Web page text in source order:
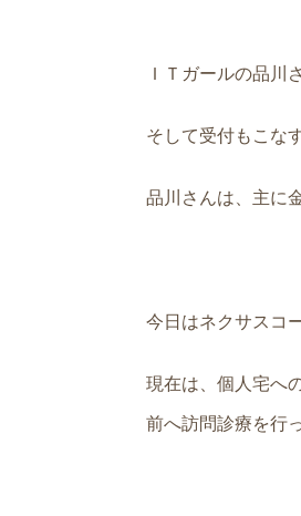
ＩＴガールの品川
そして受付もこな
品川さんは、主に
今日はネクサスコ
現在は、個人宅へ
前へ訪問診療を行